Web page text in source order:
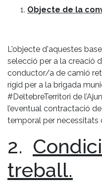
Objecte de la
L'objecte d'aquestes
selecció per a la creació
conductor/a de camió
rígid per a la brigada
#DeltebreTerritori de
l’eventual contractació
temporal per necessitats
2.
treball.